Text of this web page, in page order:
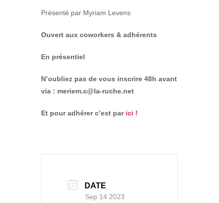
Présenté par Myriam Levens
Ouvert aux coworkers & adhérents
En présentiel
N’oubliez pas de vous inscrire 48h avant
via : meriem.c@la-ruche.net
Et pour adhérer c’est par ici !
DATE
Sep 14 2023